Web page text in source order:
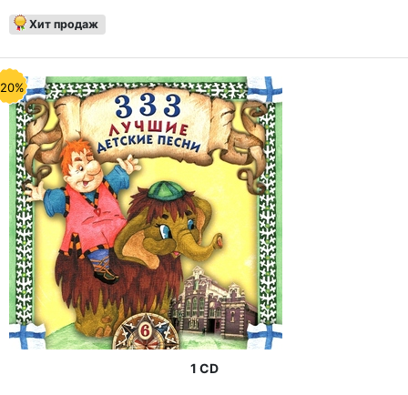
Хит продаж
1 CD